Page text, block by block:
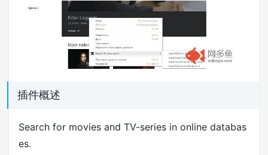
插件概述
Search for movies and TV-series in online databas
es.